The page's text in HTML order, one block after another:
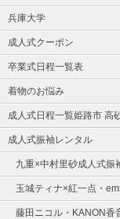
兵庫大学
成人式クーポン
卒業式日程一覧表
着物のお悩み
成人式日程一覧姫路市 高
成人式振袖レンタル
九重×中村里砂成人式振
玉城ティナ×紅一点・
藤田ニコル・KANON香